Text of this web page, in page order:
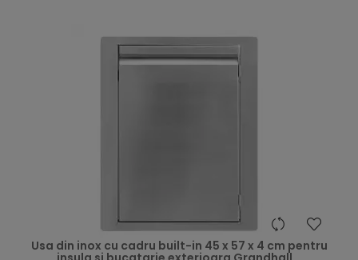
Usa din inox cu cadru built-in 45 x 57 x 4 cm pentru